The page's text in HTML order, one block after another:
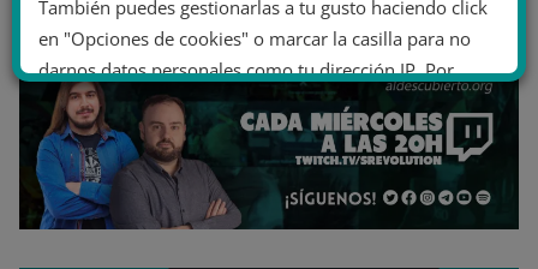
También puedes gestionarlas a tu gusto haciendo click
en "Opciones de cookies" o marcar la casilla para no
darnos datos personales como tu dirección IP. Por
último, puedes leer nuestra Política de cookies.
No dar mi información personal
.